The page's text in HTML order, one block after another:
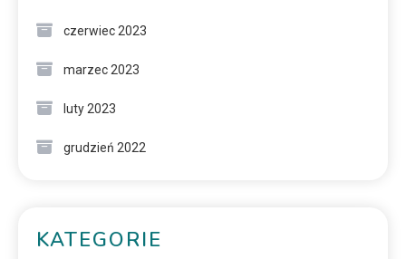
czerwiec 2023
marzec 2023
luty 2023
grudzień 2022
KATEGORIE